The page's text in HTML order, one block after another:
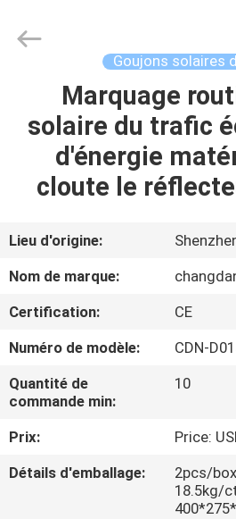
MAISON
PRODUITS
À
PROPOS
DE
VISITE
L'USINE
Technology
Goujons solaires
Marquage
solaire du trafic
d'énergie
cloute le
Lieu d'origine:
Nom de marque:
Certification:
CE
Numéro de modèle:
CDN-
Quantité de
commande min:
10
Prix:
Price:
Détails d'emballage:
2pcs/
18.5kg/